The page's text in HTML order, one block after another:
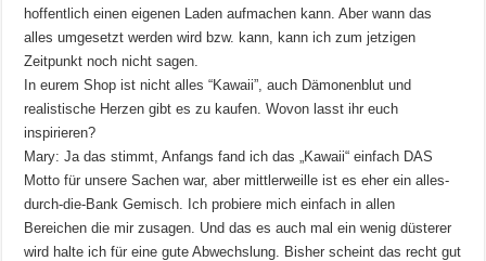
hoffentlich einen eigenen Laden aufmachen kann. Aber wann das
alles umgesetzt werden wird bzw. kann, kann ich zum jetzigen
Zeitpunkt noch nicht sagen.
In eurem Shop ist nicht alles “Kawaii”, auch Dämonenblut und
realistische Herzen gibt es zu kaufen. Wovon lasst ihr euch
inspirieren?
Mary: Ja das stimmt, Anfangs fand ich das „Kawaii“ einfach DAS
Motto für unsere Sachen war, aber mittlerweille ist es eher ein alles-
durch-die-Bank Gemisch. Ich probiere mich einfach in allen
Bereichen die mir zusagen. Und das es auch mal ein wenig düsterer
wird halte ich für eine gute Abwechslung. Bisher scheint das recht gut